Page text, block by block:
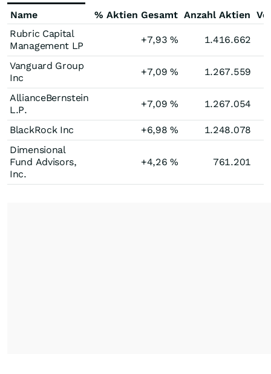
Name
% Aktien Gesamt Anzahl Aktien
Rubric Capital
Management LP
+7,93% 1.416.662
Vanguard Group
Inc
+7,09% 1.267.559
AllianceBernstein
L.P.
+7,09% 1.267.054
BlackRock Inc +6,98%
1.248.078
Dimensional
Fund Advisors,
Inc.
+4,26% 761.201